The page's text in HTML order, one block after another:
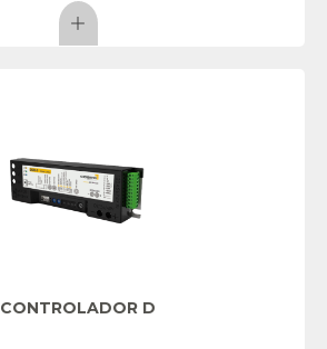
CONTROLADOR D